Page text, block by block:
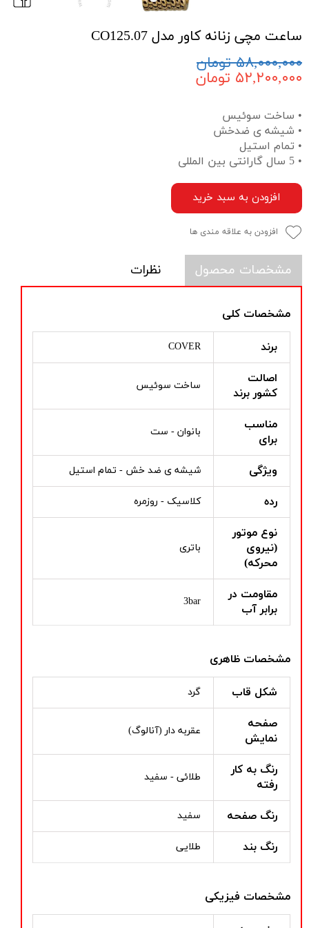
ساعت مچی زنانه کاور مدل CO125.07
۵۸,۰۰۰,۰۰۰ تومان
۵۲,۲۰۰,۰۰۰ تومان
• ساخت سوئیس
• شیشه ی ضدخش
• تمام استیل
• 5 سال گارانتی بین المللی
افزودن به سبد خرید
افزودن به علاقه مندی ها
مشخصات محصول نظرات
مشخصات کلی
برند COVER
اصالت
کشور برند
ساخت سوئیس
مناسب
برای
بانوان - ست
ویژگی شیشه ی ضد خش - تمام استیل
رده کلاسیک - روزمره
نوع موتور
(نیروی
محرکه)
باتری
مقاومت در
برابر آب
3bar
مشخصات ظاهری
شکل قاب گرد
صفحه
نمایش
عقربه دار (آنالوگ)
رنگ به کار
رفته
طلائی - سفید
رنگ صفحه سفید
رنگ بند طلایی
مشخصات فیزیکی